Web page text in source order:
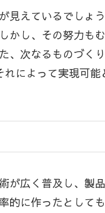
見えているでしょ
かし、その努力も
、次なるものづく
によって実現可
が広く普及し、製
的に作ったとして